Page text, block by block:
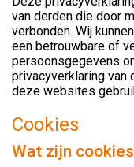
van derden die door
verbonden. Wij
een betrouwbare of
persoonsgegevens
privacyverklaring
deze websites
Cookies
Wat zijn